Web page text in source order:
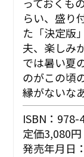
らい、盛り
た「決定版
夫、楽し
では暑い夏
のがこの頃
縁がないな
ISBN：
定価3,080円
発売年月日